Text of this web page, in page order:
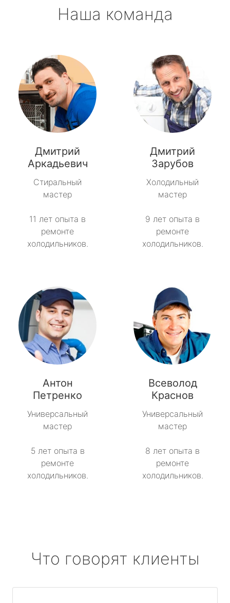
Наша команда
Дмитрий
Аркадьевич
Стиральный
мастер
11 лет опыта в
ремонте
холодильников.
Дмитрий
Зарубов
Холодильный
мастер
9 лет опыта в
ремонте
холодильников.
Антон
Петренко
Универсальный
мастер
5 лет опыта в
ремонте
холодильников.
Всеволод
Краснов
Универсальный
мастер
8 лет опыта в
ремонте
холодильников.
Что говорят клиенты